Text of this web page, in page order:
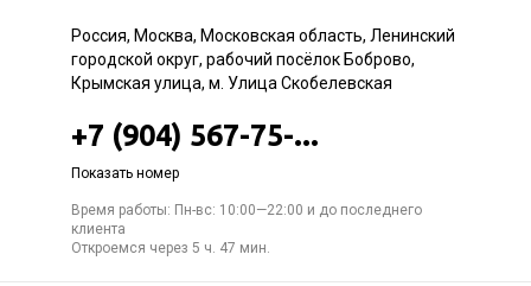
Россия, Москва, Московская область, Ленинский
городской округ, рабочий посёлок Боброво,
Крымская улица, м. Улица Скобелевская
+7 (904) 567-75-...
Показать номер
Время работы: Пн-вс: 10:00—22:00 и до последнего
клиента
Откроемся через 5 ч. 47 мин.